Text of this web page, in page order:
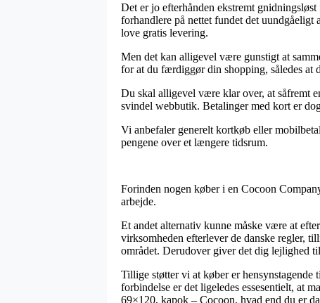
Det er jo efterhånden ekstremt
forhandlere på nettet fundet det
love gratis levering.
Men det kan alligevel være gunstigt at
for at du færdiggør din shopping, således at
Du skal alligevel være klar over, at såfremt
svindel webbutik. Betalinger med kort er
Vi anbefaler generelt kortkøb eller
pengene over et længere tidsrum.
Forinden nogen køber i en Cocoon
arbejde.
Et andet alternativ kunne måske være at
virksomheden efterlever de danske regler,
området. Derudover giver det dig lejlighed
Tillige støtter vi at køber er
forbindelse er det ligeledes essesentielt, at
69×120, kapok – Cocoon, hvad end du er